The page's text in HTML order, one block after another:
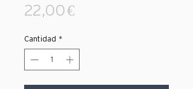
22,00 €Precio
Cantidad *